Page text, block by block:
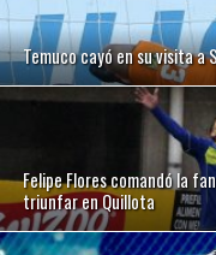
Temuco cayó en su visita
Felipe Flores comandó la
triunfar en Quillota